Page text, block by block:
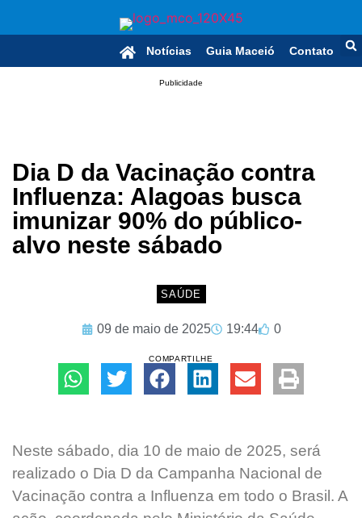
Notícias Guia Maceió Contato
Publicidade
Dia D da Vacinação contra
Influenza: Alagoas busca
imunizar 90% do público-
alvo neste sábado
SAÚDE
09 de maio de 2025 19:44 0
COMPARTILHE
Neste sábado, dia 10 de maio de 2025, será
realizado o Dia D da Campanha Nacional de
Vacinação contra a Influenza em todo o Brasil. A